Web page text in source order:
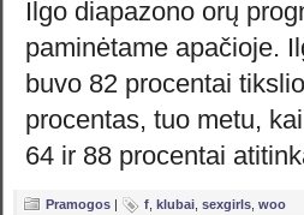
Ilgo diapazono orų
paminėtame apačioje.
buvo 82 procentai
procentas, tuo metu,
64 ir 88 procentai
Pramogos | f klubai sexgirls woo